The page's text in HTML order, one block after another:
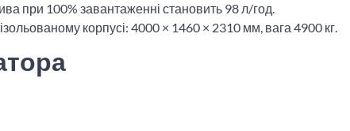
при 100% завантаженні становить 98 л/год.
корпусі: 4000 × 1460 × 2310 мм, вага 4900 кг.